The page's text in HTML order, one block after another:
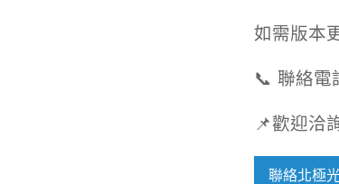
如需版本
📞 聯絡電
📌歡迎洽
聯絡北極